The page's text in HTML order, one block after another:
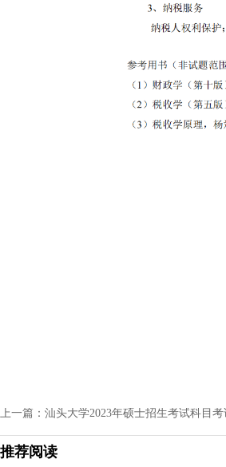
上一篇：汕头大学2023年硕士招生考试科目
推荐阅读